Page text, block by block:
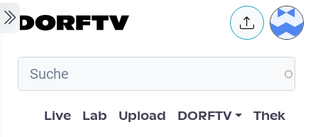
Skip to main content User
Hauptnavigation
Live Lab Upload DORFTV Thek